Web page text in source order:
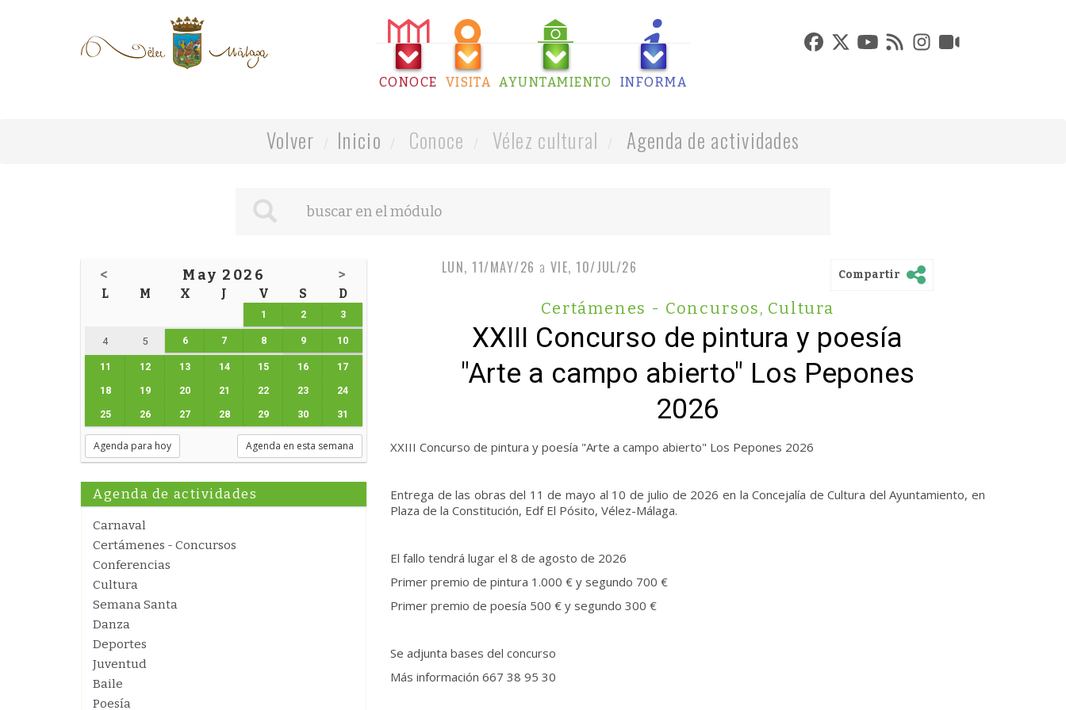
CONOCE VISITA AYUNTAMIENTO INFORMA
Volver Inicio Conoce Vélez cultural Agenda de actividades
< May 2026 >
L M X J V S D
1 2 3
4 5 6 7 8 9 10
11 12 13 14 15 16 17
18 19 20 21 22 23 24
25 26 27 28 29 30 31
Agenda para hoy Agenda en esta semana
Agenda de actividades
Carnaval
Certámenes - Concursos
Conferencias
Cultura
Semana Santa
Danza
Deportes
Juventud
Baile
Poesía
LUN, 11/MAY/26 a VIE, 10/JUL/26 Compartir
Certámenes - Concursos, Cultura
XXIII Concurso de pintura y poesía
"Arte a campo abierto" Los Pepones
2026
XXIII Concurso de pintura y poesía "Arte a campo abierto" Los Pepones 2026
Entrega de las obras del 11 de mayo al 10 de julio de 2026 en la Concejalía de Cultura del Ayuntamiento, en
Plaza de la Constitución, Edf El Pósito, Vélez-Málaga.
El fallo tendrá lugar el 8 de agosto de 2026
Primer premio de pintura 1.000 € y segundo 700 €
Primer premio de poesía 500 € y segundo 300 €
Se adjunta bases del concurso
Más información 667 38 95 30